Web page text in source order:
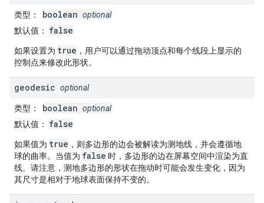
类型 ： boolean optional
默认值 ： false
如果设置为 true ，用户可以通过拖动顶点和每个线段上显示的
控制点来修改此形状。
geodesic optional
类型 ： boolean optional
默认值 ： false
如果值为 true ，则多边形的边会被解读为测地线，并会遵循地
球的曲率。当值为 false 时，多边形的边在屏幕空间中渲染为直
线。请注意，测地多边形的形状在拖动时可能会发生变化，因为
其尺寸是相对于地球表面保持不变的。